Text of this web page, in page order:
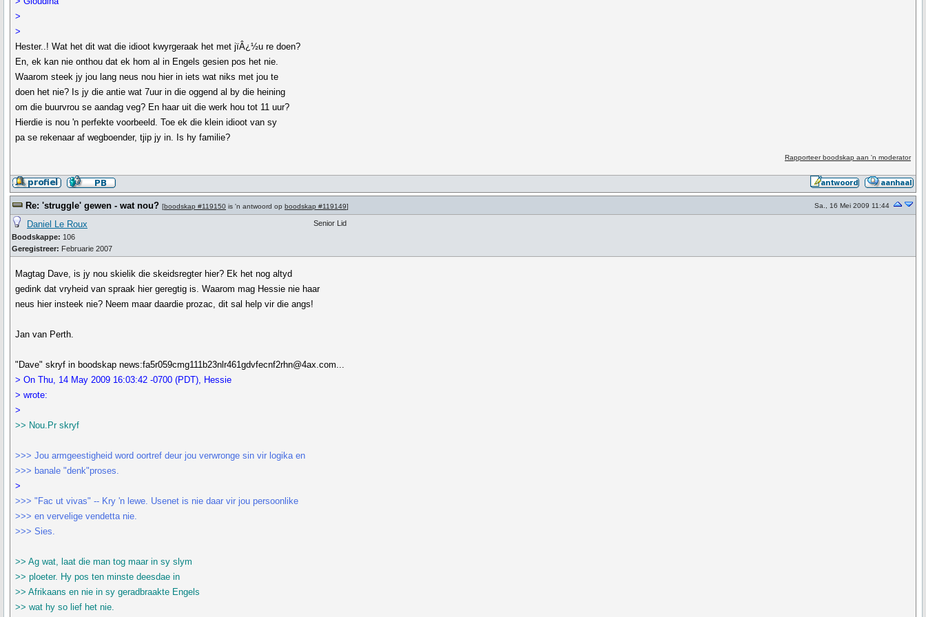
>
>
Hester..! Wat het dit wat die idioot kwyrgeraak het met jïÂ¿½u re doen?
En, ek kan nie onthou dat ek hom al in Engels gesien pos het nie.
Waarom steek jy jou lang neus nou hier in iets wat niks met jou te
doen het nie? Is jy die antie wat 7uur in die oggend al by die heining
om die buurvrou se aandag veg? En haar uit die werk hou tot 11 uur?
Hierdie is nou 'n perfekte voorbeeld. Toe ek die klein idioot van sy
pa se rekenaar af wegboender, tjip jy in. Is hy familie?
Rapporteer boodskap aan 'n moderator
Re: 'struggle' gewen - wat nou? [boodskap #119150 is 'n antwoord op boodskap #119149] Sa., 16 Mei 2009 11:44
Daniel Le Roux
Boodskappe: 106
Geregistreer: Februarie 2007
Senior Lid
Magtag Dave, is jy nou skielik die skeidsregter hier? Ek het nog altyd
gedink dat vryheid van spraak hier geregtig is. Waarom mag Hessie nie haar
neus hier insteek nie? Neem maar daardie prozac, dit sal help vir die angs!
Jan van Perth.
"Dave" skryf in boodskap news:fa5r059cmg111b23nlr461gdvfecnf2rhn@4ax.com...
> On Thu, 14 May 2009 16:03:42 -0700 (PDT), Hessie
> wrote:
>
>> Nou.Pr skryf
>>> Jou armgeestigheid word oortref deur jou verwronge sin vir logika en
>>> banale "denk"proses.
>
>>> "Fac ut vivas" -- Kry 'n lewe. Usenet is nie daar vir jou persoonlike
>>> en vervelige vendetta nie.
>>> Sies.
>> Ag wat, laat die man tog maar in sy slym
>> ploeter. Hy pos ten minste deesdae in
>> Afrikaans en nie in sy geradbraakte Engels
>> wat hy so lief het nie.